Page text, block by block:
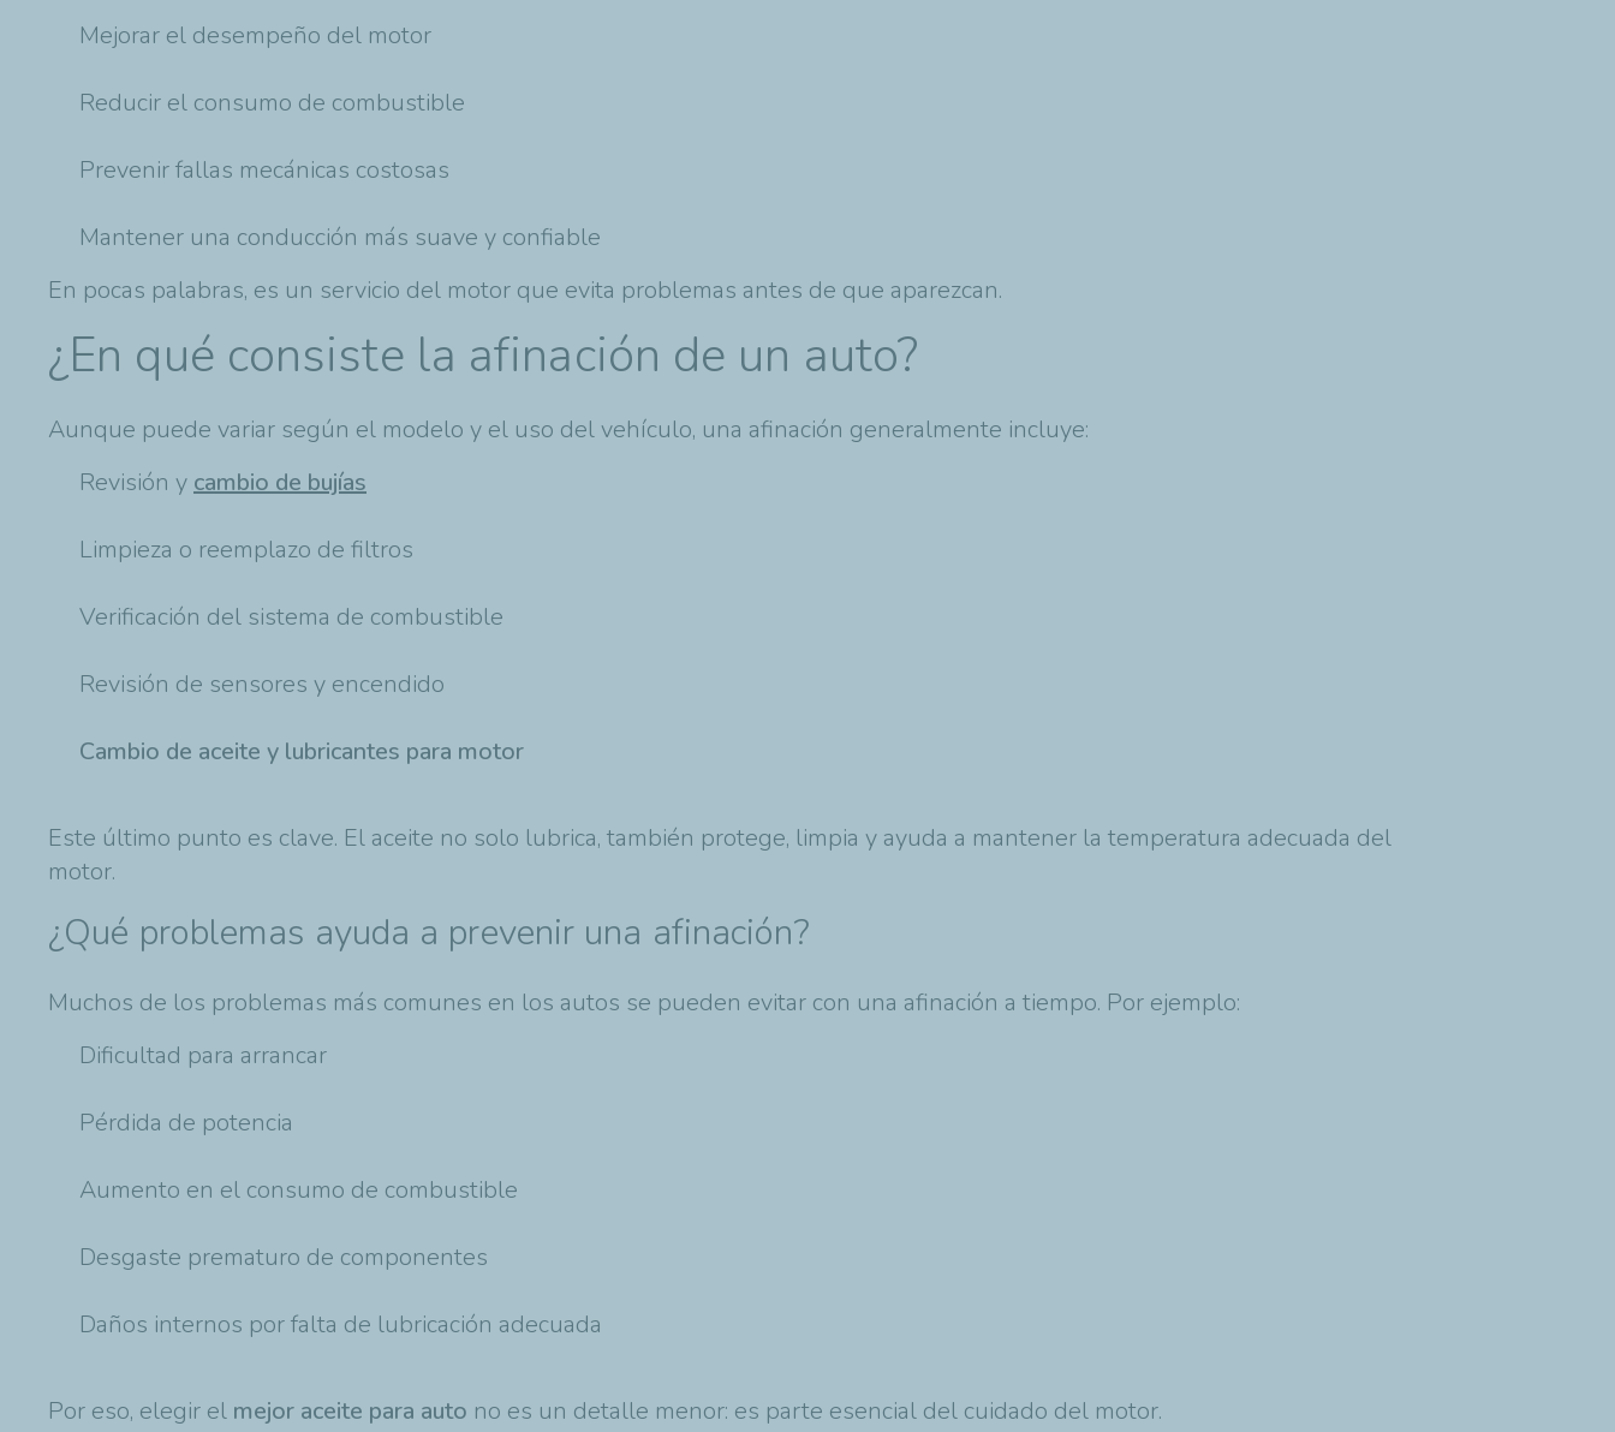
Mejorar el desempeño del motor
Reducir el consumo de combustible
Prevenir fallas mecánicas costosas
Mantener una conducción más suave y confiable
En pocas palabras, es un servicio del motor que evita problemas antes de que aparezcan.
¿En qué consiste la afinación de un auto?
Aunque puede variar según el modelo y el uso del vehículo, una afinación generalmente incluye:
Revisión y cambio de bujías
Limpieza o reemplazo de filtros
Verificación del sistema de combustible
Revisión de sensores y encendido
Cambio de aceite y lubricantes para motor
Este último punto es clave. El aceite no solo lubrica, también protege, limpia y ayuda a mantener la temperatura adecuada del
motor.
¿Qué problemas ayuda a prevenir una afinación?
Muchos de los problemas más comunes en los autos se pueden evitar con una afinación a tiempo. Por ejemplo:
Dificultad para arrancar
Pérdida de potencia
Aumento en el consumo de combustible
Desgaste prematuro de componentes
Daños internos por falta de lubricación adecuada
Por eso, elegir el mejor aceite para auto no es un detalle menor: es parte esencial del cuidado del motor.